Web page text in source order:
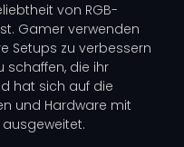
von RGB-
Gamer verwenden
Setups zu verbessern
schaffen, die ihr
hat sich auf die
und Hardware mit